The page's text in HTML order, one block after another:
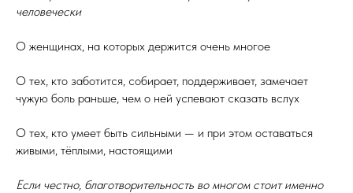
человечески
О женщинах, на которых держится очень многое
О тех, кто заботится, собирает, поддерживает, замечает
чужую боль раньше, чем о ней успевают сказать вслух
О тех, кто умеет быть сильными — и при этом оставаться
живыми, тёплыми, настоящими
Если честно, благотворительность во многом стоит именно